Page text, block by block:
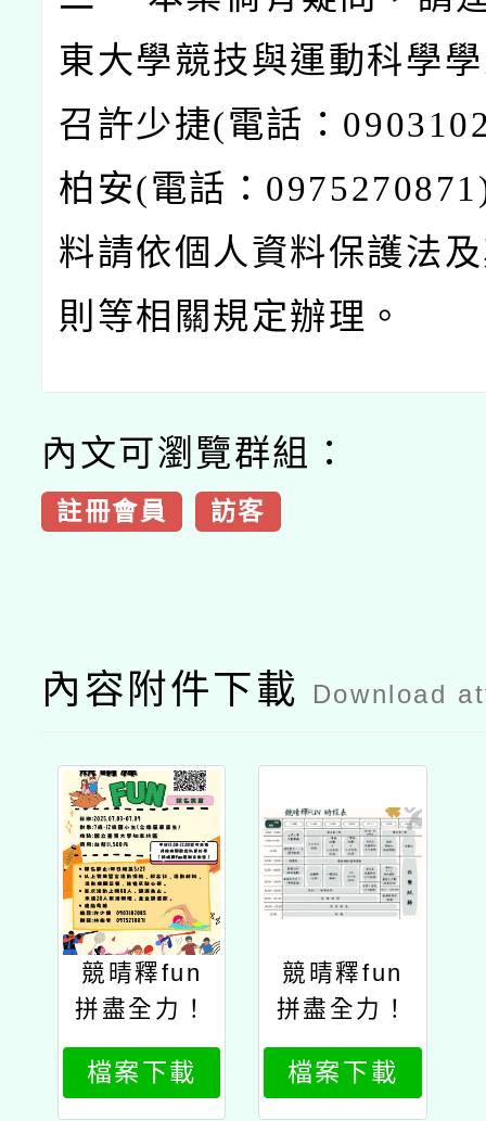
東大學競技與運動科學
召許少捷(電話：
柏安(電話：
料請依個人資料保護法
則等相關規定辦理。
內文可瀏覽群組：
註冊會員 訪客
內容附件下載 Download
競晴釋fun
拼盡全力！
選手們的奇
幻冒險
檔案下載
競晴釋fun
拼盡全力！
選手們的奇
幻冒險1
檔案下載